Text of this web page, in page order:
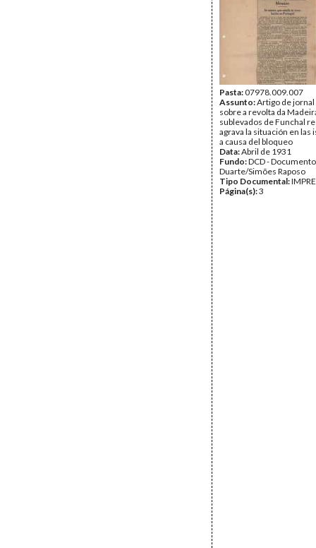
Pasta:07978.009.007
Assunto:Artigo de
sobre a revolta da
sublevados de Funchal
agrava la situación en las
a causa del bloqueo
Data:Abril de 1931
Fundo:DCD -
Duarte/Simões Raposo
Tipo Documental:
Página(s):3